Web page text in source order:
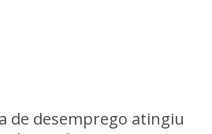
de desemprego atingiu